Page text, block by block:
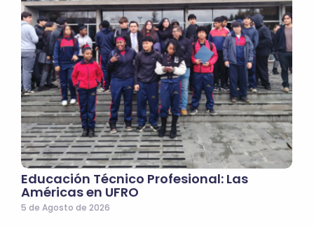
Educación Técnico Profesional: Las
Américas en UFRO
5 de Agosto de 2026